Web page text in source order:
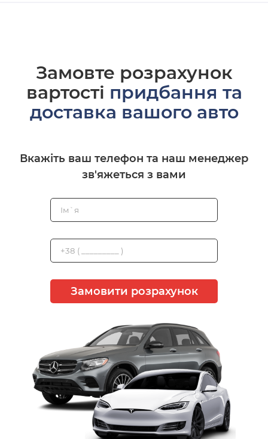
Замовте розрахунок
вартості придбання та
доставка вашого авто
Вкажіть ваш телефон та наш менеджер
зв'яжеться з вами
Замовити розрахунок